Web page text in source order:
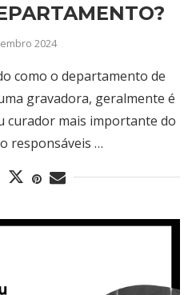
2024
como o departamento de
gravadora, geralmente é
curador mais importante do
responsáveis …